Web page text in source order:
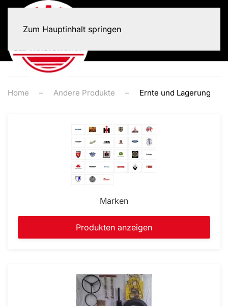
Zum Hauptinhalt springen
Home Andere Produkte Ernte und Lagerung
Marken
Produkten anzeigen